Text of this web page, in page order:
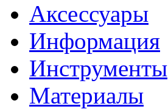
Аксессуары
Информация
Инструменты
Материалы